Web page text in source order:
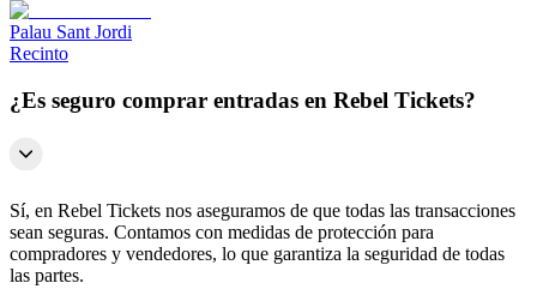
Palau Sant Jordi
Recinto
¿Es seguro comprar entradas en Rebel Tickets?
Sí, en Rebel Tickets nos aseguramos de que todas las transacciones
sean seguras. Contamos con medidas de protección para
compradores y vendedores, lo que garantiza la seguridad de todas
las partes.